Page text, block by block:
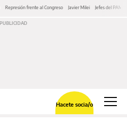
Represión frente al Congreso Javier Milei Jefes del PAMI
Hacete socia/o